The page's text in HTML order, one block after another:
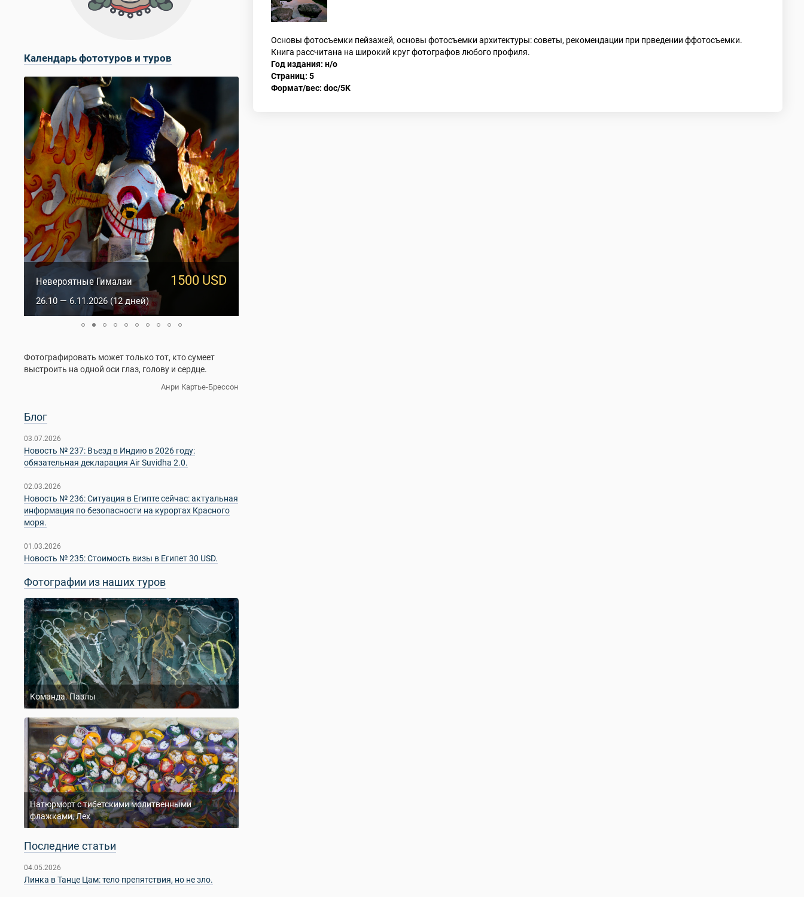
Календарь фототуров и туров
950 USD
Сакральный Ладакх
5.10 — 14.10.2026 (10 дней)
1500 USD
Невероятные Гималаи
26.10 — 6.11.2026 (12 дней)
Фотографировать может только тот, кто сумеет
выстроить на одной оси глаз, голову и сердце.
Анри Картье-Брессон
Блог
03.07.2026
Новость № 237: Въезд в Индию в 2026 году:
обязательная декларация Air Suvidha 2.0.
02.03.2026
Новость № 236: Ситуация в Египте сейчас: актуальная
информация по безопасности на курортах Красного
моря.
01.03.2026
Новость № 235: Стоимость визы в Египет 30 USD.
Фотографии из наших туров
Команда. Пазлы
Натюрморт с тибетскими молитвенными
флажками, Лех
Последние статьи
04.05.2026
Линка в Танце Цам: тело препятствия, но не зло.
Основы фотосъемки пейзажей, основы фотосъемки архитектуры: советы, рекомендации при прведении ффотосъемки.
Книга рассчитана на широкий круг фотографов любого профиля.
Год издания: н/о
Страниц: 5
Формат/вес: doc/5K